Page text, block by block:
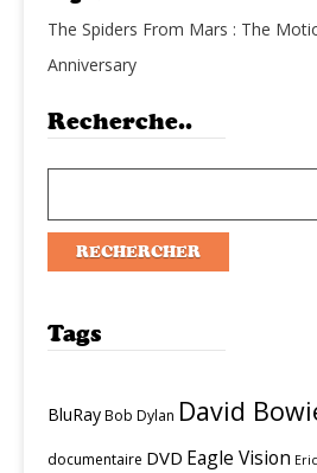
The Spiders From Mars : The
Anniversary
Recherche..
Tags
BluRayBob Dylan David
documentaire DVD Eagle Vision